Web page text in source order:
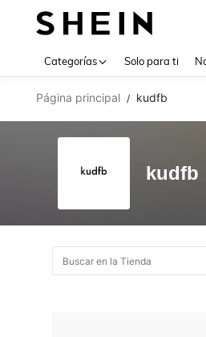
Categorías Solo para ti
Página principal / kudfb
kudfb